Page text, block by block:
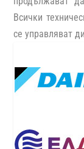
Всички
се управляват